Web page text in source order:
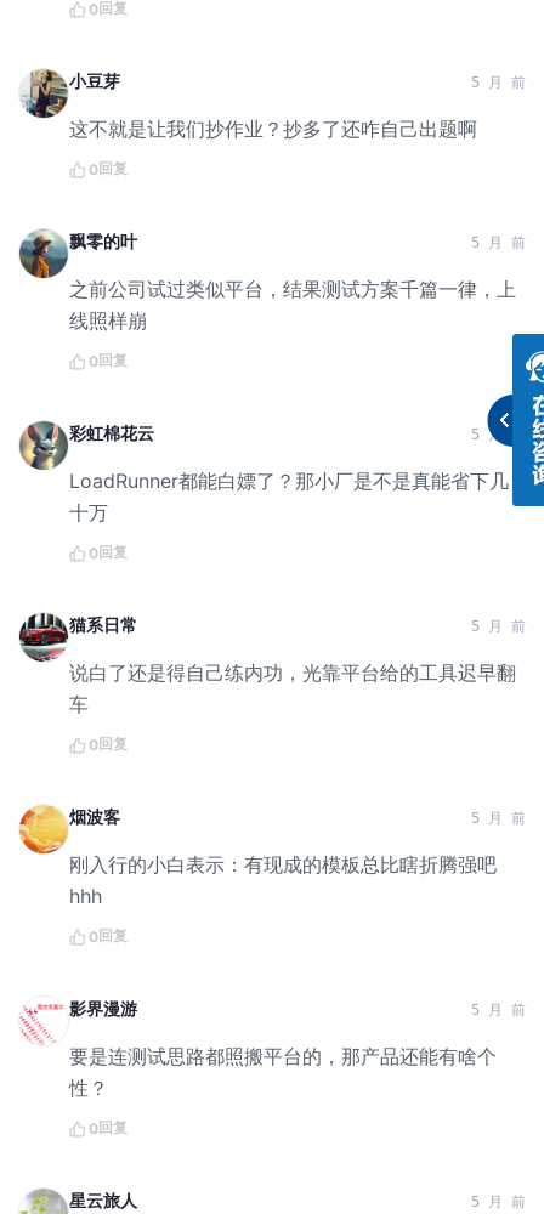
0回复
小豆芽 5 月 前
这不就是让我们抄作业？抄多了还咋自己出题啊
0回复
飘零的叶 5 月 前
之前公司试过类似平台，结果测试方案千篇一律，上
线照样崩
0回复
彩虹棉花云 5 月 前
LoadRunner都能白嫖了？那小厂是不是真能省下几
十万
0回复
猫系日常 5 月 前
说白了还是得自己练内功，光靠平台给的工具迟早翻
车
0回复
烟波客 5 月 前
刚入行的小白表示：有现成的模板总比瞎折腾强吧
hhh
0回复
影界漫游 5 月 前
要是连测试思路都照搬平台的，那产品还能有啥个
性？
0回复
星云旅人 5 月 前